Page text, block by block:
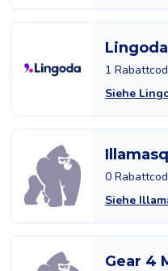
Lingoda
1
Siehe
0
Siehe
Gear 4